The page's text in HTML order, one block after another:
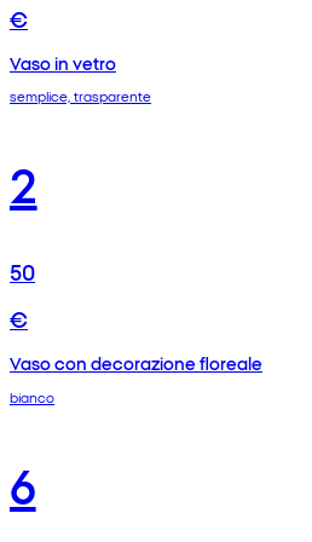
€
Vaso in vetro
semplice, trasparente
2
50
€
Vaso con decorazione floreale
bianco
6